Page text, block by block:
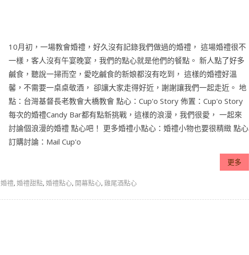
10月初，一場教會婚禮，好久沒有記錄我們做過的婚禮， 這場婚禮很不
一樣，客人沒有午宴晚宴，我們的點心就是他們的餐點。 新人點了好多
鹹食，聽說一掃而空，愛吃鹹食的新娘都沒有吃到， 這樣的婚禮好溫
馨，不需要一桌桌敬酒， 卻讓大家走得好近，謝謝讓我們一起走近。 地
點：台灣基督長老教會大橋教會 點心：Cup'o Story 佈置：Cup'o Story
每次的婚禮Candy Bar都有點新挑戰，這樣的浪漫，我們很愛， 一起來
討論個浪漫的婚禮 點心吧！ 更多婚禮小點心：婚禮小物也要很精緻 點心
訂購討論：Mail Cup'o
更多
婚禮,婚禮甜點,婚禮點心, 開幕點心,雞尾酒點心